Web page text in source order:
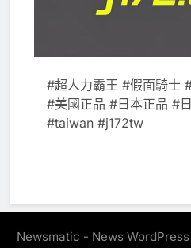
#超人力霸王 #假面騎士
#美國正品 #日本正品 #
#taiwan #j172tw
Newsmatic - News